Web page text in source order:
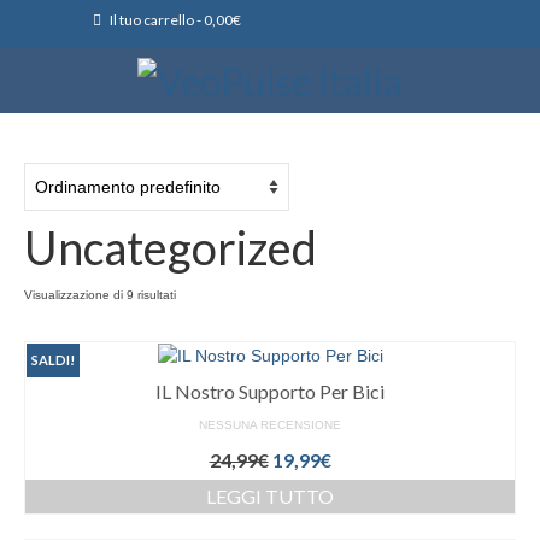
Il tuo carrello- 0,00€
Uncategorized
Visualizzazione di 9 risultati
SALDI!
IL Nostro Supporto Per Bici
NESSUNA RECENSIONE
24,99€ Il
prezzo
originale
19,99€Il
prezzo
attuale
LEGGI TUTTO